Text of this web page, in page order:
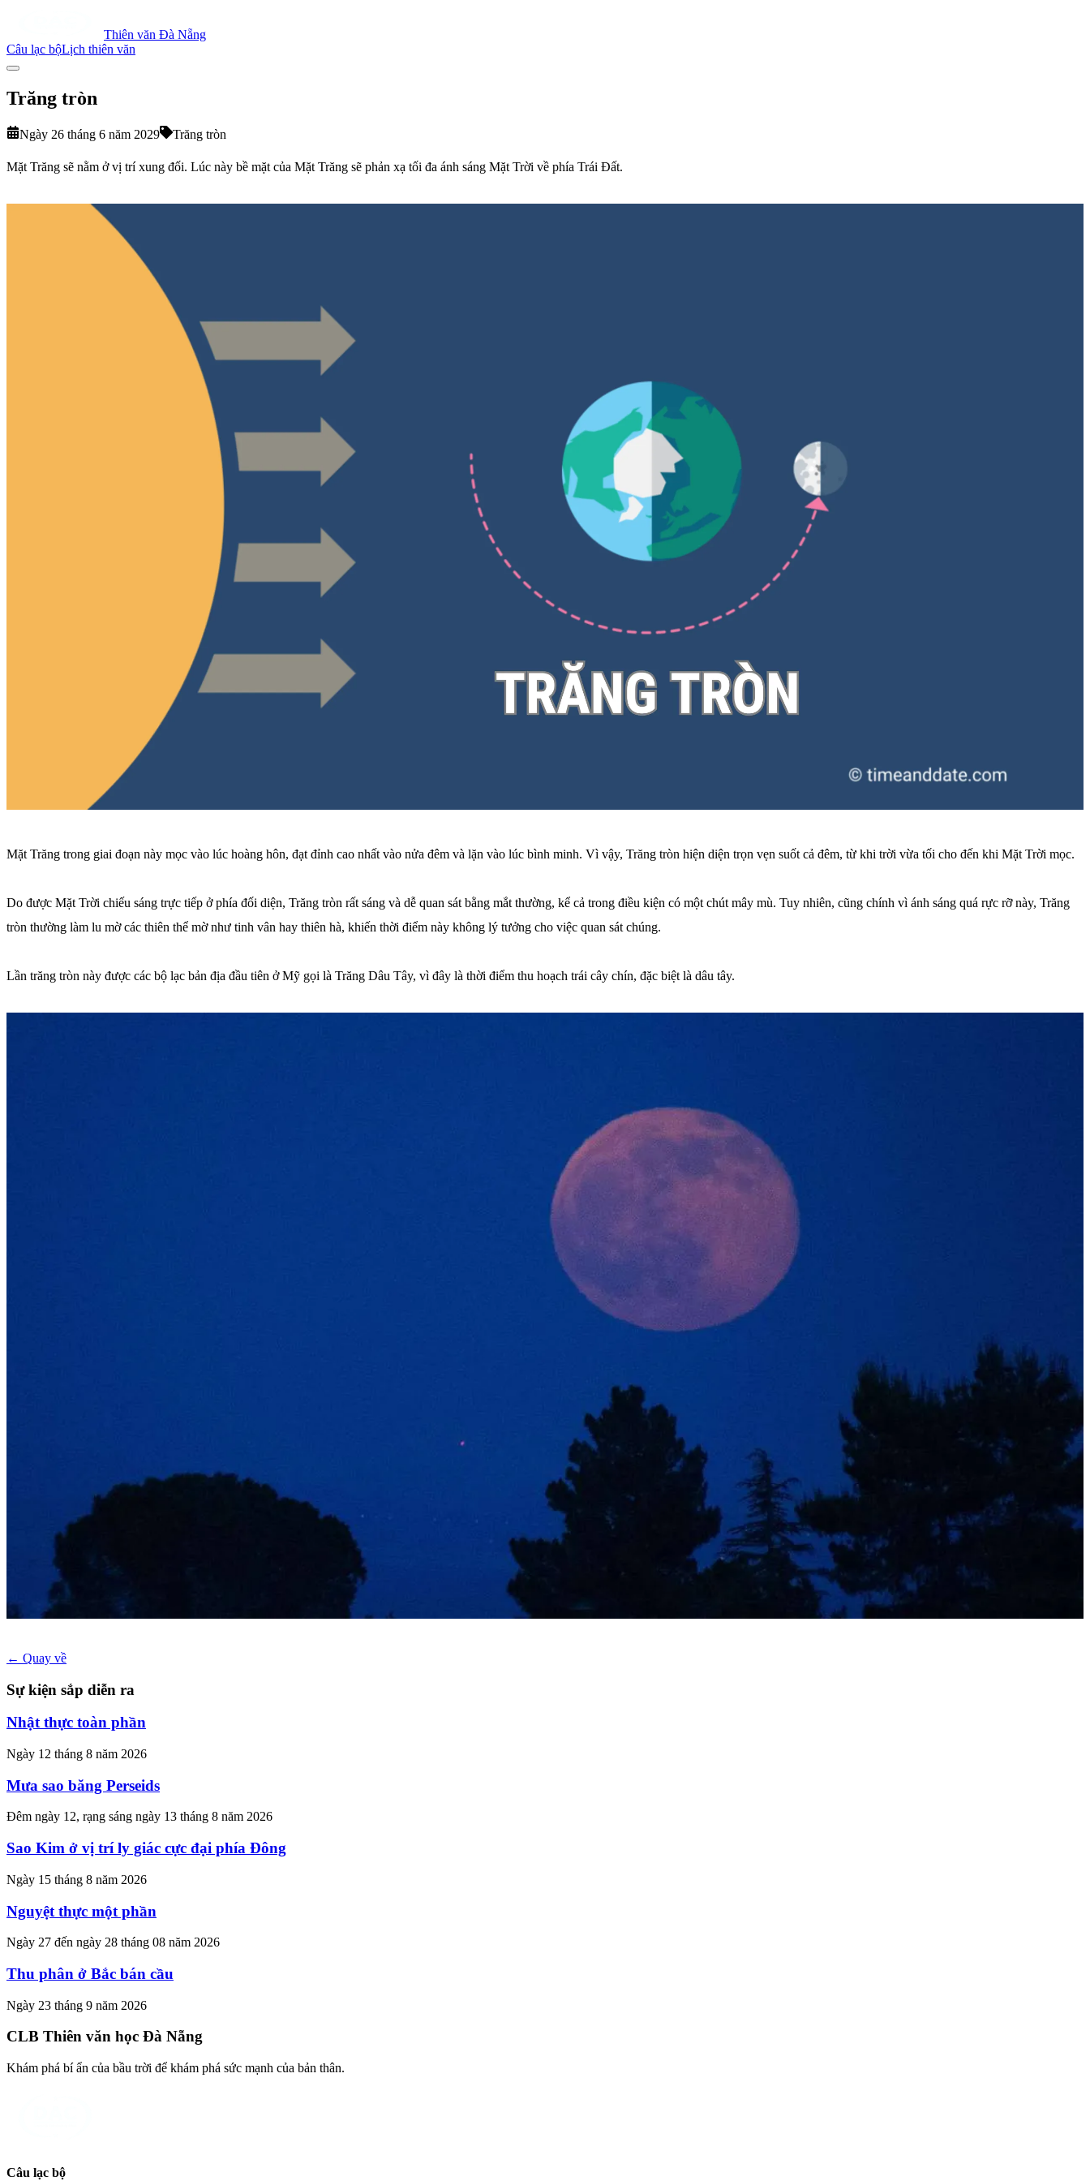
Thiên văn Đà Nẵng
Câu lạc bộLịch thiên văn
Trăng tròn
Ngày 26 tháng 6 năm 2029 Trăng tròn
Mặt Trăng sẽ nằm ở vị trí xung đối. Lúc này bề mặt của Mặt Trăng sẽ phản xạ tối đa ánh sáng Mặt Trời về phía Trái Đất.
Mặt Trăng trong giai đoạn này mọc vào lúc hoàng hôn, đạt đỉnh cao nhất vào nửa đêm và lặn vào lúc bình minh. Vì vậy, Trăng tròn hiện diện trọn vẹn suốt cả đêm, từ khi trời vừa tối cho đến khi Mặt Trời mọc.
Do được Mặt Trời chiếu sáng trực tiếp ở phía đối diện, Trăng tròn rất sáng và dễ quan sát bằng mắt thường, kể cả trong điều kiện có một chút mây mù. Tuy nhiên, cũng chính vì ánh sáng quá rực rỡ này, Trăng
tròn thường làm lu mờ các thiên thể mờ như tinh vân hay thiên hà, khiến thời điểm này không lý tưởng cho việc quan sát chúng.
Lần trăng tròn này được các bộ lạc bản địa đầu tiên ở Mỹ gọi là Trăng Dâu Tây, vì đây là thời điểm thu hoạch trái cây chín, đặc biệt là dâu tây.
← Quay về
Sự kiện sắp diễn ra
Nhật thực toàn phần
Ngày 12 tháng 8 năm 2026
Mưa sao băng Perseids
Đêm ngày 12, rạng sáng ngày 13 tháng 8 năm 2026
Sao Kim ở vị trí ly giác cực đại phía Đông
Ngày 15 tháng 8 năm 2026
Nguyệt thực một phần
Ngày 27 đến ngày 28 tháng 08 năm 2026
Thu phân ở Bắc bán cầu
Ngày 23 tháng 9 năm 2026
CLB Thiên văn học Đà Nẵng
Khám phá bí ẩn của bầu trời để khám phá sức mạnh của bản thân.
Câu lạc bộ